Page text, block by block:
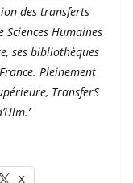
des transferts
Sciences Humaines
ses bibliothèques
Pleinement
TransferS
X